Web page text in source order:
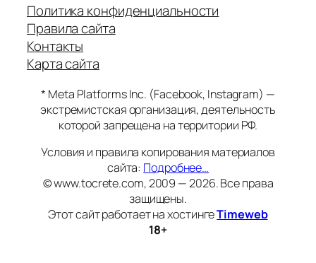
Политика конфиденциальности
Правила сайта
Контакты
Карта сайта
* Meta Platforms Inc. (Facebook, Instagram) —
экстремистская организация, деятельность
которой запрещена на территории РФ.
Условия и правила копирования материалов
сайта: Подробнее…
© www.tocrete.com, 2009 — 2026. Все права
защищены.
Этот сайт работает на хостингеTimeweb
18+